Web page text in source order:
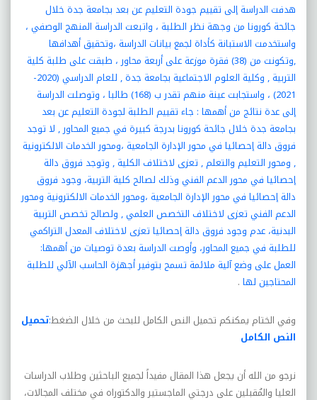
هدفت الدراسة إلى تقييم جودة التعليم عن بعد بجامعة جدة خلال
جائحة كورونا من وجهة نظر الطلبة ، واتبعت الدراسة المنهج الوصفي ،
واستخدمت الاستبانة كأداة لجمع بيانات الدراسة ،وتحقيق أهدافها
,وتكونت من (38) فقرة موزعة على أربعة محاور ، طبقت على طلبة كلية
التربية , وكلية العلوم الاجتماعية بجامعة جدة , للعام الدراسي (2020-
2021) ، واستجابت عينة منهم تقدر ب (168) طالبا ، وتوصلت الدراسة
إلى عدة نتائج من أهمها : جاء تقييم الطلبة لجودة التعليم عن بعد
بجامعة جدة خلال جائحة كورونا بدرجة كبيرة في جميع المحاور , لا توجد
فروق دالة إحصائيا في محور الإدارة الجامعية ،ومحور الخدمات الالكترونية
, ومحور التعليم والتعلم , تعزى لاختلاف الكلية , وتوجد فروق دالة
إحصائيا في محور الدعم الفني وذلك لصالح كلية التربية، وجود فروق
دالة إحصائيا في محور الإدارة الجامعية ،ومحور الخدمات الالكترونية ومحور
الدعم الفني تعزى لاختلاف التخصص العلمي , ولصالح تخصص التربية
البدنية، عدم وجود فروق دالة إحصائيا تعزى لاختلاف المعدل التراكمي
للطلبة في جميع المحاور، وأوصت الدراسة بعدة توصيات من أهمها:
العمل على وضع آلية ملائمة تسمح بتوفير أجهزة الحاسب الآلي للطلبة
المحتاجين لها .
وفي الختام يمكنكم تحميل النص الكامل للبحث من خلال الضغط:تحميل
النص الكامل
نرجو من الله أن يجعل هذا المقال مفيداً لجميع الباحثين وطلاب الدراسات
العليا والمُقبلين على درجتي الماجستير والدكتوراه في مختلف المجالات،